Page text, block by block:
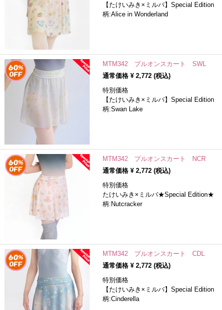
【たけいみき×ミルバ】Special Edition
柄:Alice in Wonderland
MTM342 プルオンスカート SWL
通常価格 ¥ 2,772(税込)
特別価格
【たけいみき×ミルバ】Special Edition
柄:Swan Lake
MTM342 プルオンスカート NCR
通常価格 ¥ 2,772(税込)
特別価格
たけいみき×ミルバ★Special Edition★
柄:Nutcracker
MTM342 プルオンスカート CDL
通常価格 ¥ 2,772(税込)
特別価格
【たけいみき×ミルバ】Special Edition
柄:Cinderella